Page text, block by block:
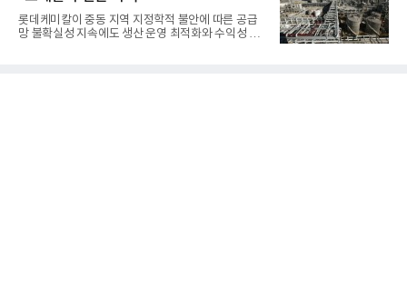
틀그라운드'의 안정적인 성장에 힘입어 상반기 연결
기준 매출 2조6616억원, 영업이익 9725억원으로 역
대 최대 실적을 기록했다. 엔씨도 올해 출시한 '아이온
롯데케미칼이 중동 지역 지정학적 불안에 따른 공급
망 불확실성 지속에도 생산 운영 최적화와 수익성 중